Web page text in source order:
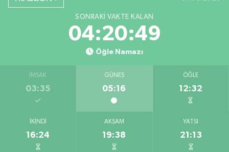
SONRAKI VAKTE KALAN
04:20:48
Öğle Namazı
İMSAK
03:35
GÜNEŞ
05:16
ÖĞLE
12:32
İKINDI
16:24
AKŞAM
19:38
YATSI
21:13